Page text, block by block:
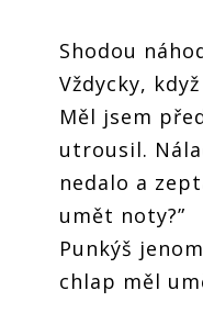
Shodou
Vždycky,
Měl jsem
utrousil.
nedalo a
umět noty?”
Punkýš
chlap měl